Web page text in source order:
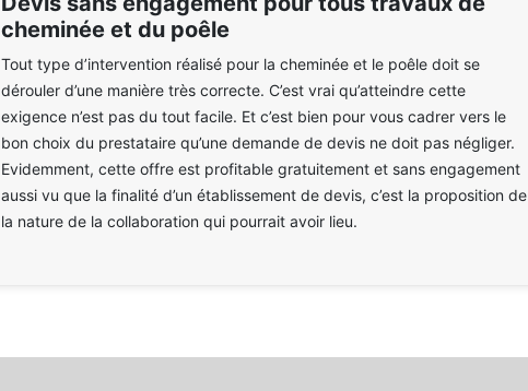
cheminée et du poêle
Tout type d’intervention réalisé pour la cheminée et le poêle doit se
dérouler d’une manière très correcte. C’est vrai qu’atteindre cette
exigence n’est pas du tout facile. Et c’est bien pour vous cadrer vers le
bon choix du prestataire qu’une demande de devis ne doit pas négliger.
Evidemment, cette offre est profitable gratuitement et sans engagement
aussi vu que la finalité d’un établissement de devis, c’est la proposition de
la nature de la collaboration qui pourrait avoir lieu.